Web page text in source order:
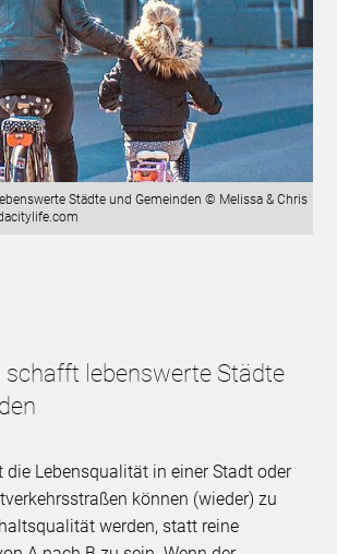
Städte und Gemeinden © Melissa & Chris
schafft lebenswerte Städte
die Lebensqualität in einer Stadt oder
können (wieder) zu
werden, statt reine